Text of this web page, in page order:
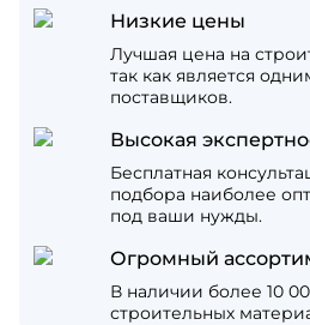
Низкие цены
Лучшая цена на
так как является
поставщиков.
Высокая
Бесплатная
подбора наиболее
под ваши нужды.
Огромный
В наличии более 10
строительных